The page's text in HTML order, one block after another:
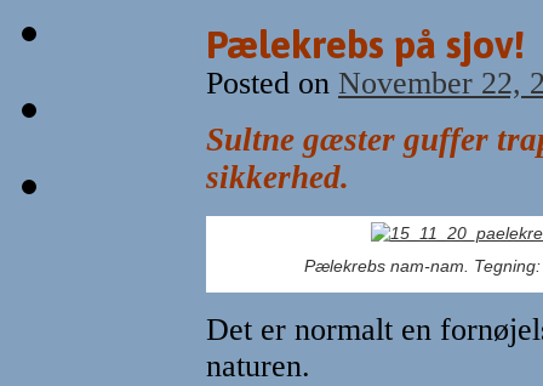
Pælekrebs på sjov!
Posted on November 22,
Sultne gæster guffer
sikkerhed.
Pælekrebs nam-nam.
Det er normalt en
naturen.